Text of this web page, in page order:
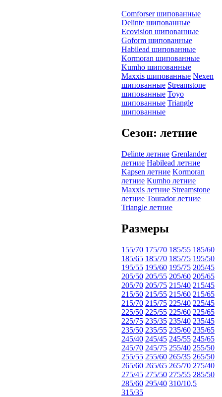
Comforser шипованные
Delinte шипованные
Ecovision шипованные
Goform шипованные
Habilead шипованные
Kormoran шипованные
Kumho шипованные
Maxxis шипованные Nexen
шипованные Streamstone
шипованные Toyo
шипованные Triangle
шипованные
Сезон: летние
Delinte летние Grenlander
летние Habilead летние
Kapsen летние Kormoran
летние Kumho летние
Maxxis летние Streamstone
летние Tourador летние
Triangle летние
Размеры
155/70 175/70 185/55 185/60
185/65 185/70 185/75 195/50
195/55 195/60 195/75 205/45
205/50 205/55 205/60 205/65
205/70 205/75 215/40 215/45
215/50 215/55 215/60 215/65
215/70 215/75 225/40 225/45
225/50 225/55 225/60 225/65
225/75 235/35 235/40 235/45
235/50 235/55 235/60 235/65
245/40 245/45 245/55 245/65
245/70 245/75 255/40 255/50
255/55 255/60 265/35 265/50
265/60 265/65 265/70 275/40
275/45 275/50 275/55 285/50
285/60 295/40 310/10,5
315/35